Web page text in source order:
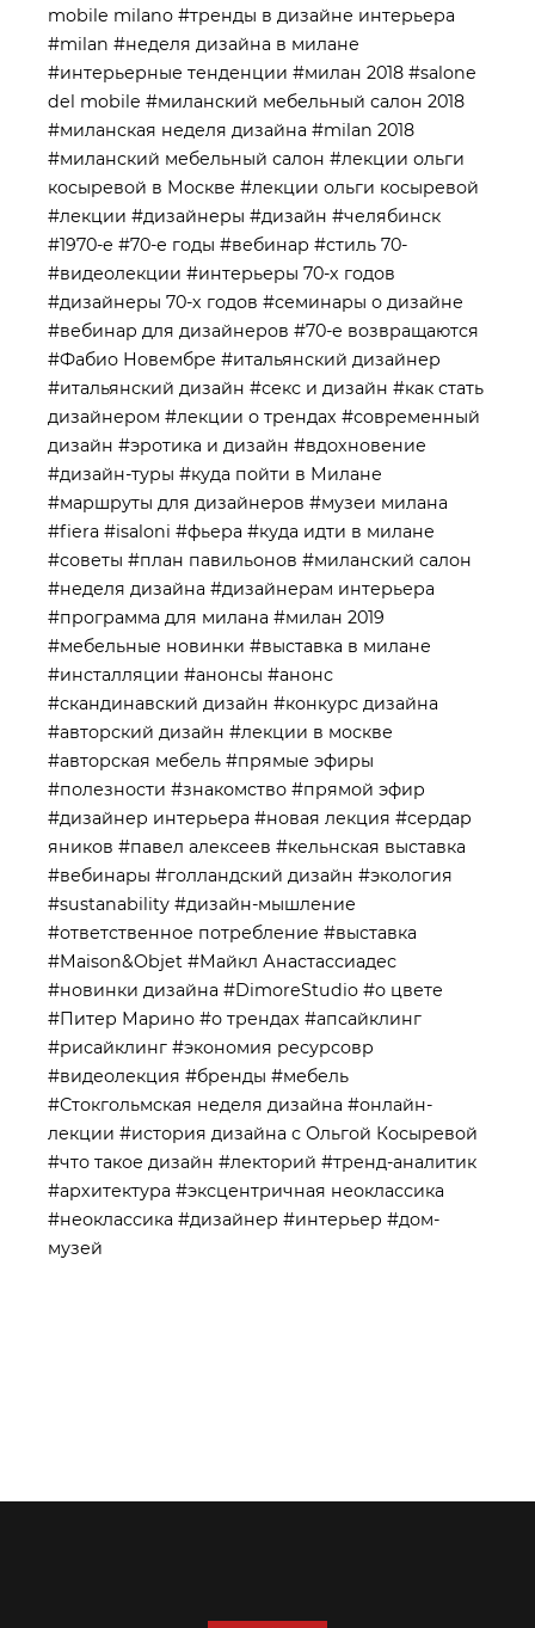
mobile milano #тренды в дизайне интерьера
#milan #неделя дизайна в милане
#интерьерные тенденции #милан 2018 #salone
del mobile #миланский мебельный салон 2018
#миланская неделя дизайна #milan 2018
#миланский мебельный салон #лекции ольги
косыревой в Москве #лекции ольги косыревой
#лекции #дизайнеры #дизайн #челябинск
#1970-е #70-е годы #вебинар #стиль 70-
#видеолекции #интерьеры 70-х годов
#дизайнеры 70-х годов #семинары о дизайне
#вебинар для дизайнеров #70-е возвращаются
#Фабио Новембре #итальянский дизайнер
#итальянский дизайн #секс и дизайн #как стать
дизайнером #лекции о трендах #современный
дизайн #эротика и дизайн #вдохновение
#дизайн-туры #куда пойти в Милане
#маршруты для дизайнеров #музеи милана
#fiera #isaloni #фьера #куда идти в милане
#советы #план павильонов #миланский салон
#неделя дизайна #дизайнерам интерьера
#программа для милана #милан 2019
#мебельные новинки #выставка в милане
#инсталляции #анонсы #анонс
#скандинавский дизайн #конкурс дизайна
#авторский дизайн #лекции в москве
#авторская мебель #прямые эфиры
#полезности #знакомство #прямой эфир
#дизайнер интерьера #новая лекция #сердар
яников #павел алексеев #кельнская выставка
#вебинары #голландский дизайн #экология
#sustanability #дизайн-мышление
#ответственное потребление #выставка
#Maison&Objet #Майкл Анастассиадес
#новинки дизайна #DimoreStudio #о цвете
#Питер Марино #о трендах #апсайклинг
#рисайклинг #экономия ресурсовр
#видеолекция #бренды #мебель
#Стокгольмская неделя дизайна #онлайн-
лекции #история дизайна с Ольгой Косыревой
#что такое дизайн #лекторий #тренд-аналитик
#архитектура #эксцентричная неоклассика
#неоклассика #дизайнер #интерьер #дом-
музей